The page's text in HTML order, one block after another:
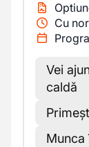
Cu
Vei
caldă
Munca